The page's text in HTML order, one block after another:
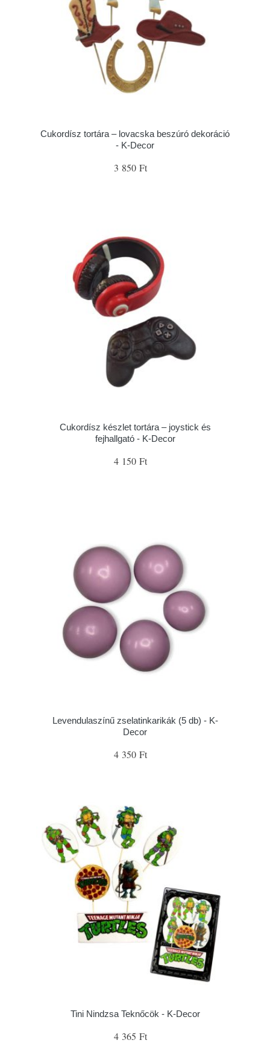
Cukordísz tortára – lovacska beszúró dekoráció
- K-Decor
3 850 Ft
Cukordísz készlet tortára – joystick és
fejhallgató - K-Decor
4 150 Ft
Levendulaszínű zselatinkarikák (5 db) - K-
Decor
4 350 Ft
Tini Nindzsa Teknőcök - K-Decor
4 365 Ft